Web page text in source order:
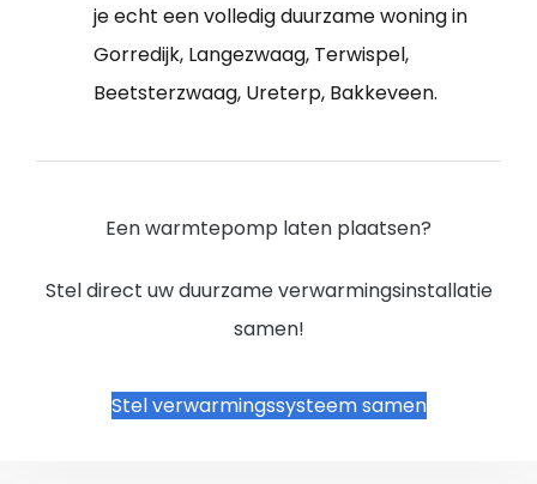
je echt een volledig duurzame woning in
Gorredijk, Langezwaag, Terwispel,
Beetsterzwaag, Ureterp, Bakkeveen.
Een warmtepomp laten plaatsen?
Stel direct uw duurzame verwarmingsinstallatie
samen!
Stel verwarmingssysteem samen